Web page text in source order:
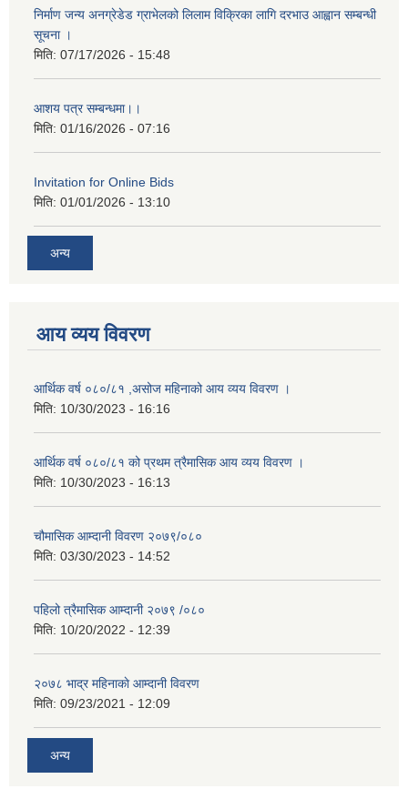
निर्माण जन्य अनग्रेडेड ग्राभेलको लिलाम विक्रिका लागि दरभाउ आह्वान सम्बन्धी
सूचना ।
मिति: 07/17/2026 - 15:48
आशय पत्र सम्बन्धमा।।
मिति: 01/16/2026 - 07:16
Invitation for Online Bids
मिति: 01/01/2026 - 13:10
अन्य
आय व्यय विवरण
आर्थिक वर्ष ०८०/८१ ,असोज महिनाको आय व्यय विवरण ।
मिति: 10/30/2023 - 16:16
आर्थिक वर्ष ०८०/८१ को प्रथम त्रैमासिक आय व्यय विवरण ।
मिति: 10/30/2023 - 16:13
चौमासिक आम्दानी विवरण २०७९/०८०
मिति: 03/30/2023 - 14:52
पहिलो त्रैमासिक आम्दानी २०७९ /०८०
मिति: 10/20/2022 - 12:39
२०७८ भाद्र महिनाकाे आम्दानी विवरण
मिति: 09/23/2021 - 12:09
अन्य